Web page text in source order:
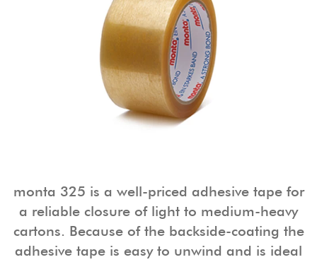
monta 325 is a well-priced adhesive tape for
a reliable closure of light to medium-heavy
cartons. Because of the backside-coating the
adhesive tape is easy to unwind and is ideal